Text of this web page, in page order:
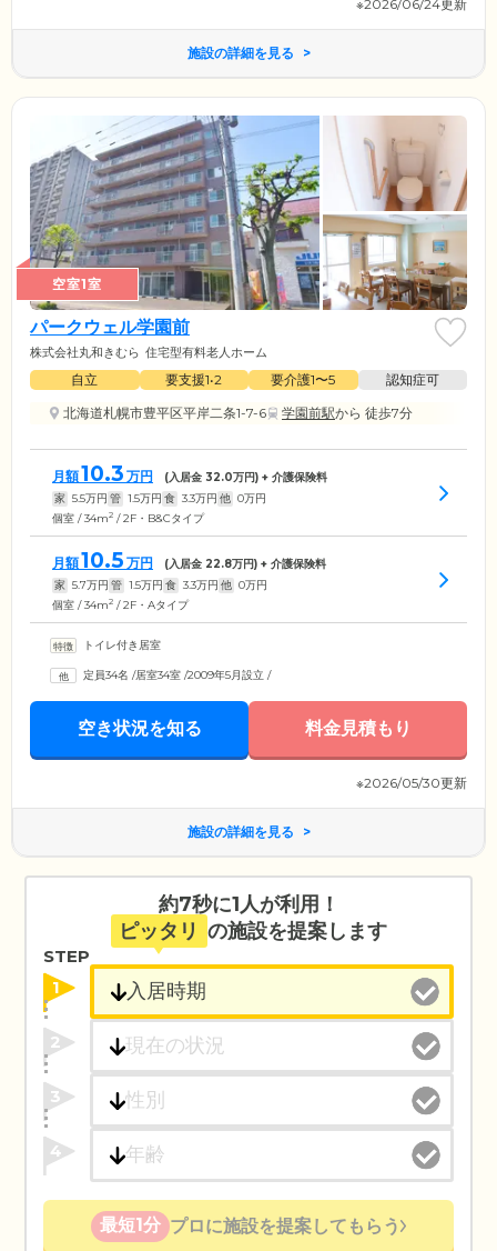
※2026/06/24更新
施設の詳細を見る
空室1室
パークウェル学園前
株式会社丸和きむら 住宅型有料老人ホーム
自立 要支援1•2 要介護1〜5
認知症可
北海道札幌市豊平区平岸二条1-7-6
学園前駅から 徒歩7分
月額10.3 万円 (入居金 32.0万円) + 介護保険料
家 5.5万円 管 1.5万円 食 3.3万円 他 0万円
個室 / 34m2 / 2F・B&Cタイプ
月額10.5 万円 (入居金 22.8万円) + 介護保険料
家 5.7万円 管 1.5万円 食 3.3万円 他 0万円
個室 / 34m2 / 2F・Aタイプ
トイレ付き居室
定員34名 /居室34室 /2009年5月設立 /
空き状況を知る 料金見積もり
※2026/05/30更新
施設の詳細を見る
約7秒に1人が利用！
ピッタリ の施設を提案します
STEP
1
2
3
4
最短1分 プロに施設を提案してもらう